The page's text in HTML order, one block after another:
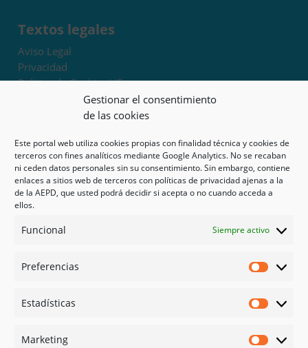
Gestionar el consentimiento
de las cookies
Este portal web utiliza cookies propias con finalidad técnica y cookies de
terceros con fines analíticos mediante Google Analytics. No se recaban
ni ceden datos personales sin su consentimiento. Sin embargo, contiene
enlaces a sitios web de terceros con políticas de privacidad ajenas a la
de la AEPD, que usted podrá decidir si acepta o no cuando acceda a
ellos.
Funcional Siempre activo
Preferencias
Estadísticas
Marketing
Textos legales
Aviso Legal
Privacidad
Política de Cookies UE
Términos y condiciones
Exoneración de responsabilidad
Mapa del sitio
Mi cuenta
Tienda
Psicología en Murcia
Guías
Redes sociales
Instagram
Linked in